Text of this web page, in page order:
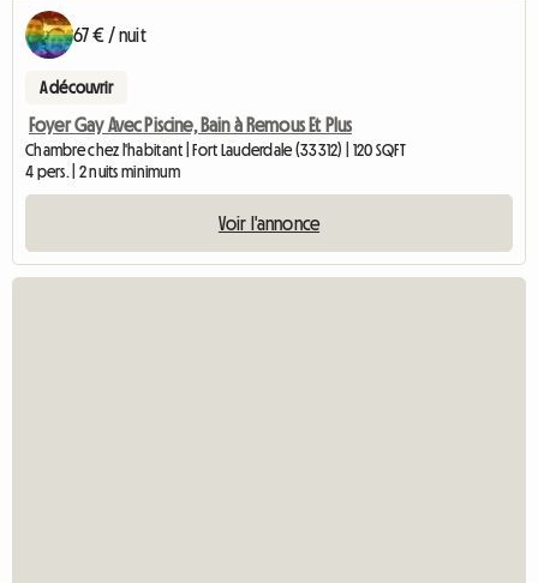
67 € / nuit
A découvrir
Foyer Gay Avec Piscine, Bain à Remous Et Plus
Chambre chez l'habitant | Fort Lauderdale (33312) | 120 SQFT
4 pers. | 2 nuits minimum
Voir l'annonce